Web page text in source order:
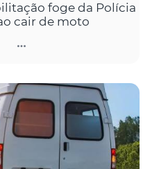
foge da Polícia
cair de moto